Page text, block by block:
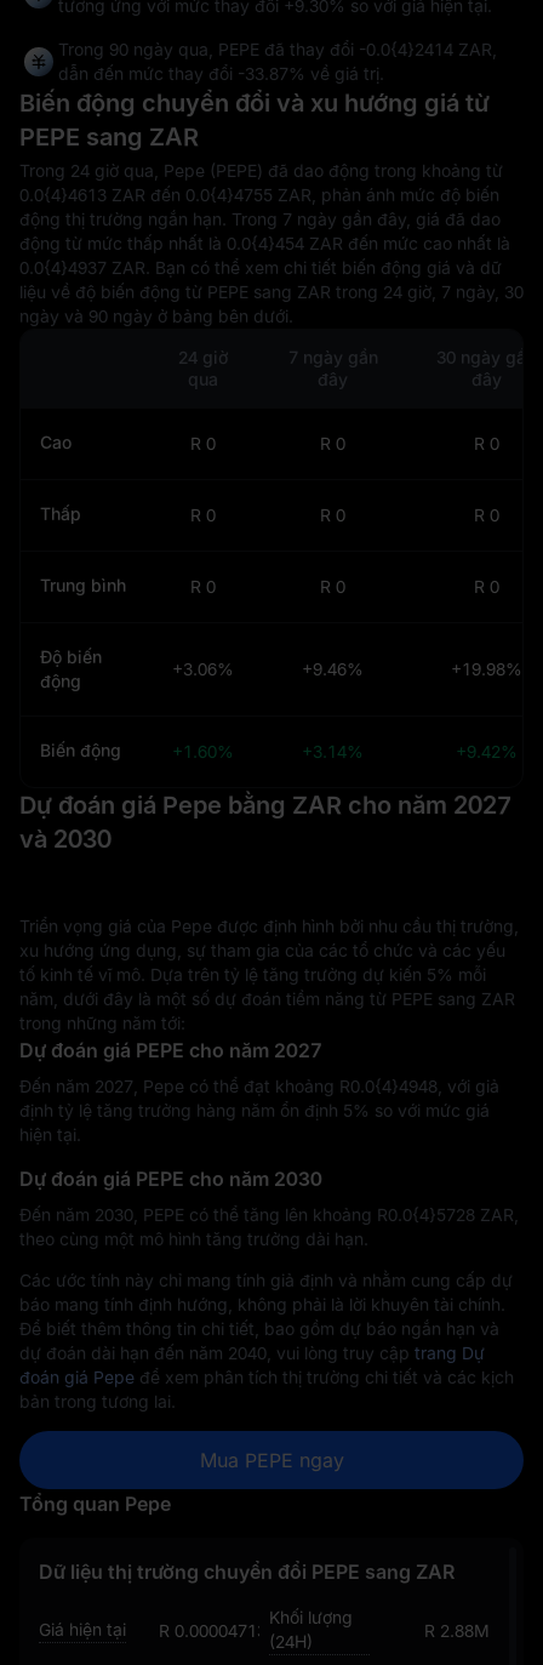
tương ứng với mức thay đổi +9.30% so với giá hiện tại.
Trong 90 ngày qua, PEPE đã thay đổi -0.0{4}2414 ZAR,
dẫn đến mức thay đổi -33.87% về giá trị.
Biến động chuyển đổi và xu hướng giá từ
PEPE sang ZAR
Trong 24 giờ qua, Pepe (PEPE) đã dao động trong khoảng từ
0.0{4}4613 ZAR đến 0.0{4}4755 ZAR, phản ánh mức độ biến
động thị trường ngắn hạn. Trong 7 ngày gần đây, giá đã dao
động từ mức thấp nhất là 0.0{4}454 ZAR đến mức cao nhất là
0.0{4}4937 ZAR. Bạn có thể xem chi tiết biến động giá và dữ
liệu về độ biến động từ PEPE sang ZAR trong 24 giờ, 7 ngày, 30
ngày và 90 ngày ở bảng bên dưới.
24 giờ
qua
7 ngày gần
đây
30 ngày gần
đây
Cao R 0 R 0 R 0
Thấp R 0 R 0 R 0
Trung bình R 0 R 0 R 0
Độ biến
động
+3.06% +9.46% +19.98%
Biến động +1.60% +3.14% +9.42%
Dự đoán giá Pepe bằng ZAR cho năm 2027
và 2030
Triển vọng giá của Pepe được định hình bởi nhu cầu thị trường,
xu hướng ứng dụng, sự tham gia của các tổ chức và các yếu
tố kinh tế vĩ mô. Dựa trên tỷ lệ tăng trưởng dự kiến 5% mỗi
năm, dưới đây là một số dự đoán tiềm năng từ PEPE sang ZAR
trong những năm tới:
Dự đoán giá PEPE cho năm 2027
Đến năm 2027, Pepe có thể đạt khoảng R‎0.0{4}4948, với giả
định tỷ lệ tăng trưởng hàng năm ổn định 5% so với mức giá
hiện tại.
Dự đoán giá PEPE cho năm 2030
Đến năm 2030, PEPE có thể tăng lên khoảng R‎0.0{4}5728 ZAR,
theo cùng một mô hình tăng trưởng dài hạn.
Các ước tính này chỉ mang tính giả định và nhằm cung cấp dự
báo mang tính định hướng, không phải là lời khuyên tài chính.
Để biết thêm thông tin chi tiết, bao gồm dự báo ngắn hạn và
dự đoán dài hạn đến năm 2040, vui lòng truy cập trang Dự
đoán giá Pepe để xem phân tích thị trường chi tiết và các kịch
bản trong tương lai.
Mua PEPE ngay
Tổng quan Pepe
Dữ liệu thị trường chuyển đổi PEPE sang ZAR
Giá hiện tại R 0.000047139412050194133165
Khối lượng
(24H)
R 2.88M